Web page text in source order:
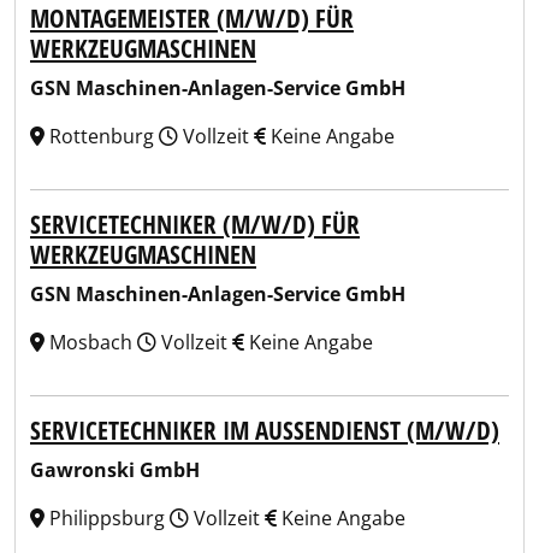
MONTAGEMEISTER (M/W/D) FÜR
WERKZEUGMASCHINEN
GSN Maschinen-Anlagen-Service GmbH
Rottenburg
Vollzeit Keine Angabe
SERVICETECHNIKER (M/W/D) FÜR
WERKZEUGMASCHINEN
GSN Maschinen-Anlagen-Service GmbH
Mosbach
Vollzeit Keine Angabe
SERVICETECHNIKER IM AUSSENDIENST (M/W/D)
Gawronski GmbH
Philippsburg
Vollzeit Keine Angabe